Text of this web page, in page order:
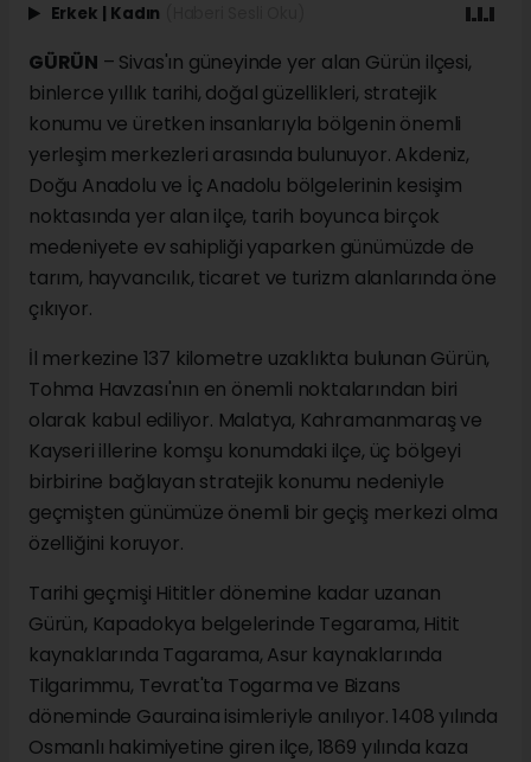
Erkek | Kadın
GÜRÜN – Sivas'ın güneyinde yer alan Gürün ilçesi,
binlerce yıllık tarihi, doğal güzellikleri, stratejik
konumu ve üretken insanlarıyla bölgenin önemli
yerleşim merkezleri arasında bulunuyor. Akdeniz,
Doğu Anadolu ve İç Anadolu bölgelerinin kesişim
noktasında yer alan ilçe, tarih boyunca birçok
medeniyete ev sahipliği yaparken günümüzde de
tarım, hayvancılık, ticaret ve turizm alanlarında öne
çıkıyor.
İl merkezine 137 kilometre uzaklıkta bulunan Gürün,
Tohma Havzası'nın en önemli noktalarından biri
olarak kabul ediliyor. Malatya, Kahramanmaraş ve
Kayseri illerine komşu konumdaki ilçe, üç bölgeyi
birbirine bağlayan stratejik konumu nedeniyle
geçmişten günümüze önemli bir geçiş merkezi olma
özelliğini koruyor.
Tarihi geçmişi Hititler dönemine kadar uzanan
Gürün, Kapadokya belgelerinde Tegarama, Hitit
kaynaklarında Tagarama, Asur kaynaklarında
Tilgarimmu, Tevrat'ta Togarma ve Bizans
döneminde Gauraina isimleriyle anılıyor. 1408 yılında
Osmanlı hakimiyetine giren ilçe, 1869 yılında kaza